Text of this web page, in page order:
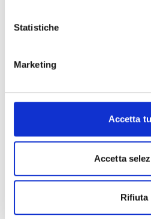
Statistiche
Marketing
Accetta
Accetta
Rifiuta
video pitch
accompagnamento alla
che non risulteranno vincitori.
seconda selezione sui
costituzione in cooperativa e
uncontributo a fondo
finalizzato a coprire le spese di
Coopfond,1.000,00 Euro da
1.000,00 Euro da CoopFin e
unvoucher formazionecon